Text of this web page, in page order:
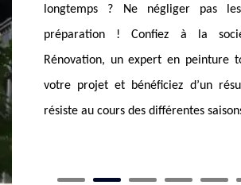
Cusy,
qui
revêtements, renforce leur
prévient l’apparition des mousses et
l’écoulement des eaux, préserve
les rajeunissant. Laissez la société
tuile à Cusy s’occuper de tout et